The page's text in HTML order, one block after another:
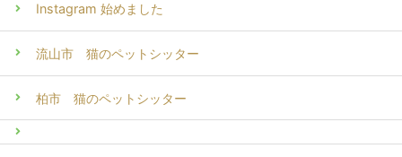
Instagram 始めました
流山市 猫のペットシッター
柏市 猫のペットシッター